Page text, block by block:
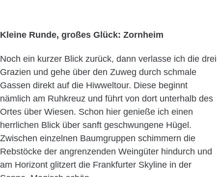
Kleine Runde, großes Glück: Zornheim
Noch ein kurzer Blick zurück, dann verlasse ich die drei
Grazien und gehe über den Zuweg durch schmale
Gassen direkt auf die Hiwweltour. Diese beginnt
nämlich am Ruhkreuz und führt von dort unterhalb des
Ortes über Wiesen. Schon hier genieße ich einen
herrlichen Blick über sanft geschwungene Hügel.
Zwischen einzelnen Baumgruppen schimmern die
Rebstöcke der angrenzenden Weingüter hindurch und
am Horizont glitzert die Frankfurter Skyline in der